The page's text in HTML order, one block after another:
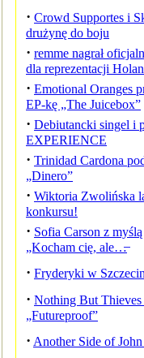
· Crowd Supportes i
drużynę do boju
· remme nagrał
dla reprezentacji
· Emotional Oranges
EP-kę „The Juicebox”
· Debiutancki singel i
EXPERIENCE
· Trinidad Cardona
„Dinero”
· Wiktoria Zwolińska
konkursu!
· Sofia Carson z
„Kocham cię, ale…̶
· Fryderyki w
· Nothing But
„Futureproof”
· Another Side of